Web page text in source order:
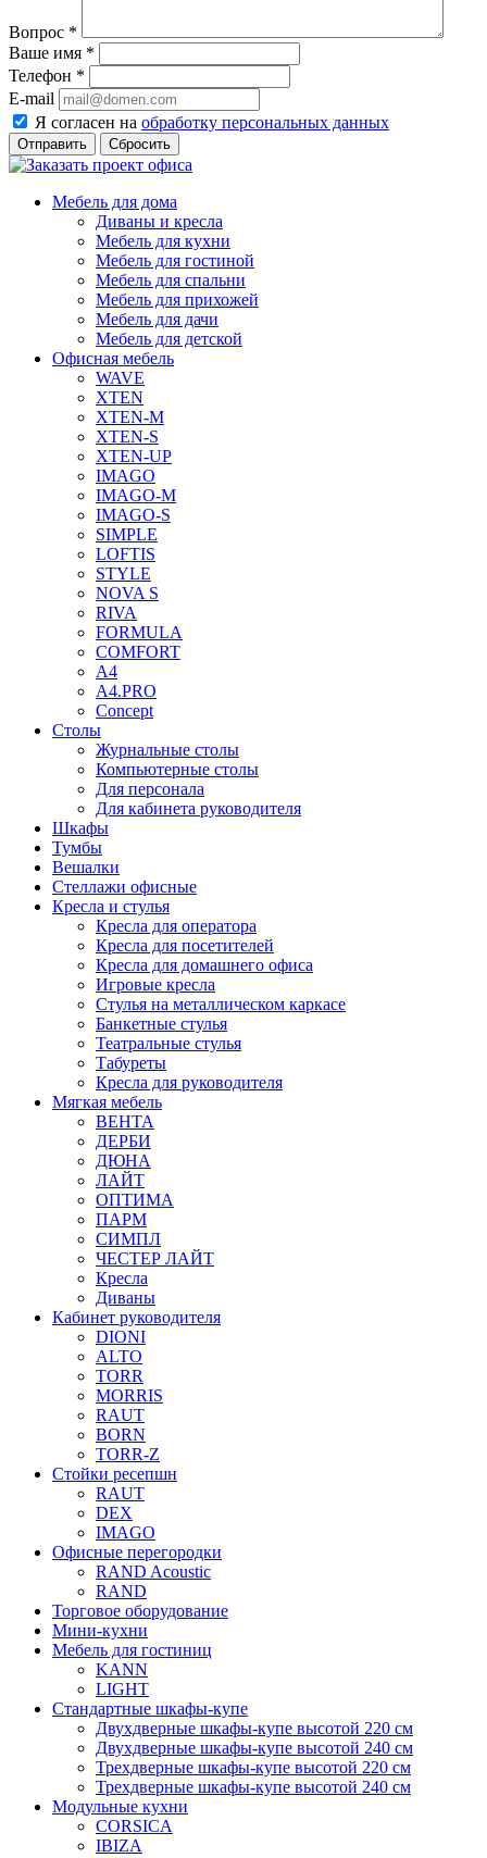
Вопрос *
Ваше имя *
Телефон *
E-mail
Я согласен на обработку персональных данных
Сбросить
Мебель для дома
Диваны и кресла
Мебель для кухни
Мебель для гостиной
Мебель для спальни
Мебель для прихожей
Мебель для дачи
Мебель для детской
Офисная мебель
WAVE
XTEN
XTEN-M
XTEN-S
XTEN-UP
IMAGO
IMAGO-M
IMAGO-S
SIMPLE
LOFTIS
STYLE
NOVA S
RIVA
FORMULA
COMFORT
A4
A4.PRO
Concept
Столы
Журнальные столы
Компьютерные столы
Для персонала
Для кабинета руководителя
Шкафы
Тумбы
Вешалки
Стеллажи офисные
Кресла и стулья
Кресла для оператора
Кресла для посетителей
Кресла для домашнего офиса
Игровые кресла
Стулья на металлическом каркасе
Банкетные стулья
Театральные стулья
Табуреты
Кресла для руководителя
Мягкая мебель
ВЕНТА
ДЕРБИ
ДЮНА
ЛАЙТ
ОПТИМА
ПАРМ
СИМПЛ
ЧЕСТЕР ЛАЙТ
Кресла
Диваны
Кабинет руководителя
DIONI
ALTO
TORR
MORRIS
RAUT
BORN
TORR-Z
Стойки ресепшн
RAUT
DEX
IMAGO
Офисные перегородки
RAND Acoustic
RAND
Торговое оборудование
Мини-кухни
Мебель для гостиниц
KANN
LIGHT
Стандартные шкафы-купе
Двухдверные шкафы-купе высотой 220 см
Двухдверные шкафы-купе высотой 240 см
Трехдверные шкафы-купе высотой 220 см
Трехдверные шкафы-купе высотой 240 см
Модульные кухни
CORSICA
IBIZA